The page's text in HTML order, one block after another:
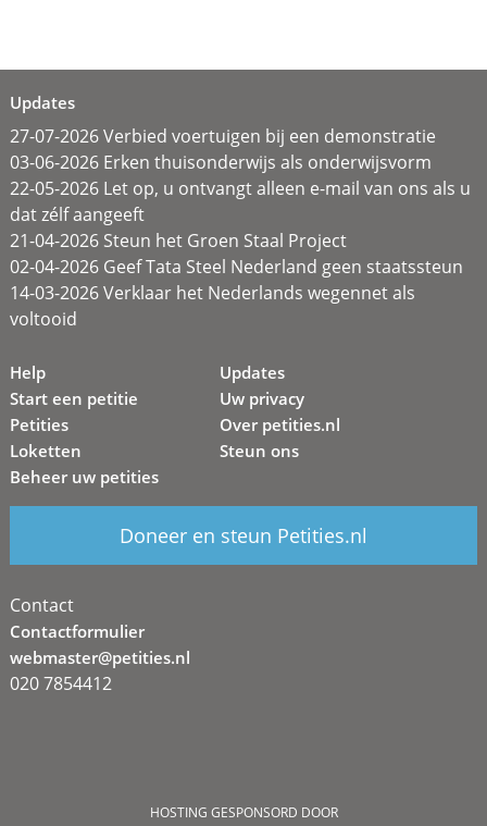
Updates
27-07-2026 Verbied voertuigen bij een demonstratie
03-06-2026 Erken thuisonderwijs als onderwijsvorm
22-05-2026 Let op, u ontvangt alleen e-mail van ons als u
dat zélf aangeeft
21-04-2026 Steun het Groen Staal Project
02-04-2026 Geef Tata Steel Nederland geen staatssteun
14-03-2026 Verklaar het Nederlands wegennet als
voltooid
Help
Start een petitie
Petities
Loketten
Beheer uw petities
Updates
Uw privacy
Over petities.nl
Steun ons
Doneer en steun Petities.nl
Contact
Contactformulier
webmaster@petities.nl
020 7854412
HOSTING GESPONSORD DOOR